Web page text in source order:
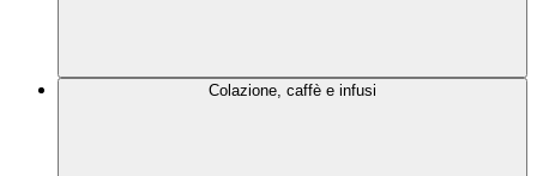
Colazione, caffè e infusi